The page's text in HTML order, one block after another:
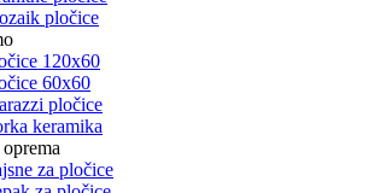
pločice
120x60
60x60
pločice
keramika
za pločice